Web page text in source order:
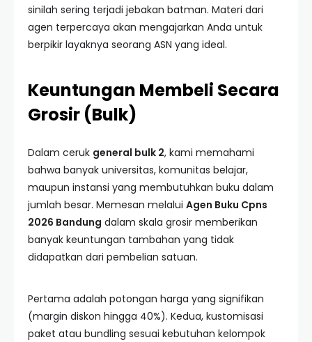
sinilah sering terjadi jebakan batman. Materi dari
agen terpercaya akan mengajarkan Anda untuk
berpikir layaknya seorang ASN yang ideal.
Keuntungan Membeli Secara
Grosir (Bulk)
Dalam ceruk general bulk 2, kami memahami
bahwa banyak universitas, komunitas belajar,
maupun instansi yang membutuhkan buku dalam
jumlah besar. Memesan melalui Agen Buku Cpns
2026 Bandung dalam skala grosir memberikan
banyak keuntungan tambahan yang tidak
didapatkan dari pembelian satuan.
Pertama adalah potongan harga yang signifikan
(margin diskon hingga 40%). Kedua, kustomisasi
paket atau bundling sesuai kebutuhan kelompok